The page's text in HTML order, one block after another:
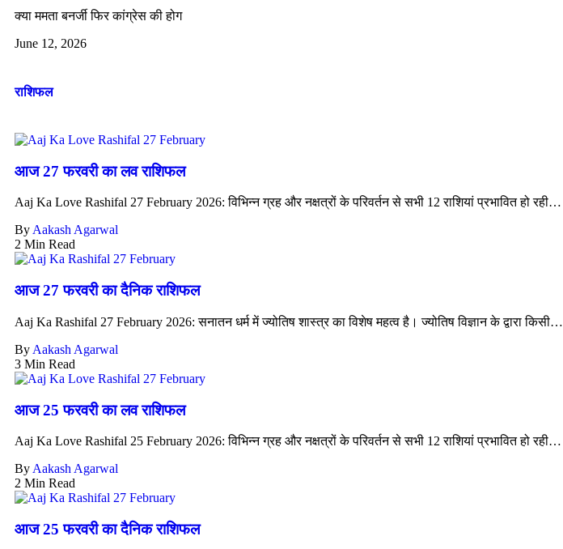
क्या ममता बनर्जी फिर कांग्रेस की होग
June 12, 2026
राशिफल
आज 27 फरवरी का लव राशिफल
Aaj Ka Love Rashifal 27 February 2026: विभिन्न ग्रह और नक्षत्रों के परिवर्तन से सभी 12 राशियां प्रभावित हो रही…
ByAakash Agarwal
2 Min Read
आज 27 फरवरी का दैनिक राशिफल
Aaj Ka Rashifal 27 February 2026: सनातन धर्म में ज्योतिष शास्त्र का विशेष महत्व है। ज्योतिष विज्ञान के द्वारा किसी…
By Aakash Agarwal
3 Min Read
आज 25 फरवरी का लव राशिफल
Aaj Ka Love Rashifal 25 February 2026: विभिन्न ग्रह और नक्षत्रों के परिवर्तन से सभी 12 राशियां प्रभावित हो रही…
By Aakash Agarwal
2 Min Read
आज 25 फरवरी का दैनिक राशिफल